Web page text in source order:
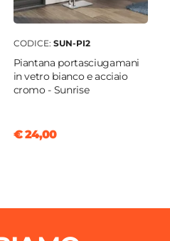
termovettore
CODICE: SUN-PI2
Piantana portasciugamani
in vetro bianco e acciaio
cromo - Sunrise
€ 24,00